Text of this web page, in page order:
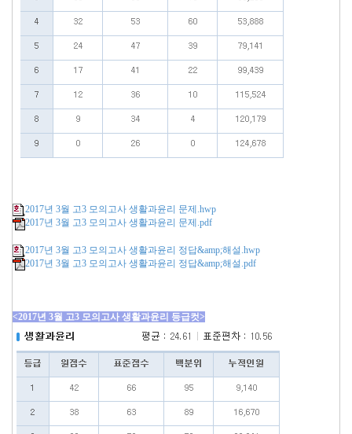
2017년 3월 고3 모의고사 생활과윤리 문제.hwp
2017년 3월 고3 모의고사 생활과윤리 문제.pdf
2017년 3월 고3 모의고사 생활과윤리 정답&amp;해설.hwp
2017년 3월 고3 모의고사 생활과윤리 정답&amp;해설.pdf
<2017년 3월 고3 모의고사 생활과윤리 등급컷>